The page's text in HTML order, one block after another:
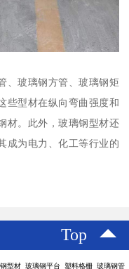
、玻璃钢方管、玻璃钢矩
些型材在纵向弯曲强度和
材。此外，玻璃钢型材还
成为电力、化工等行业的
Top
型材 玻璃钢平台 塑料格栅 玻璃钢管